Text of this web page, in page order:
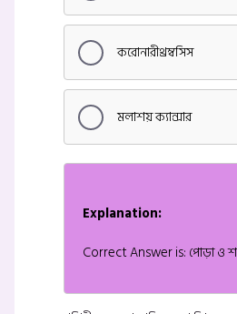
করোনারীথ্রম্বসিস
মলাশয় ক্যান্সার
Explanation:
Correct Answer is: পোড়া ও